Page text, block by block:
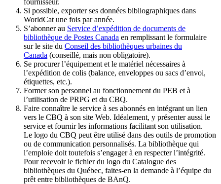
Si possible, exporter ses données bibliographiques dans
WorldCat une fois par année.
S’abonner au Service d’expédition de documents de
bibliothèque de Postes Canada en remplissant le formulaire
sur le site du Conseil des bibliothèques urbaines du
Canada (conseillé, mais non obligatoire).
Se procurer l’équipement et le matériel nécessaires à
l’expédition de colis (balance, enveloppes ou sacs d’envoi,
étiquettes, etc.).
Former son personnel au fonctionnement du PEB et à
l’utilisation de PRPG et du CBQ.
Faire connaître le service à ses abonnés en intégrant un lien
vers le CBQ à son site Web. Idéalement, y présenter aussi le
service et fournir les informations facilitant son utilisation.
Le logo du CBQ peut être utilisé dans des outils de promotion
ou de communication personnalisés. La bibliothèque qui
l’emploie doit toutefois s’engager à en respecter l’intégrité.
Pour recevoir le fichier du logo du Catalogue des
bibliothèques du Québec, faites-en la demande à l’équipe du
prêt entre bibliothèques de BAnQ.